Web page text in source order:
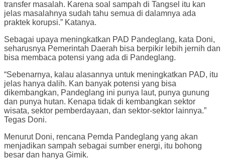
transfer masalah. Karena soal sampah di Tangsel itu kan
jelas masalahnya sudah tahu semua di dalamnya ada
praktek korupsi.” Katanya.
Sebagai upaya meningkatkan PAD Pandeglang, kata Doni,
seharusnya Pemerintah Daerah bisa berpikir lebih jernih dan
bisa membaca potensi yang ada di Pandeglang.
“Sebenarnya, kalau alasannya untuk meningkatkan PAD, itu
jelas hanya dalih. Kan banyak potensi yang bisa
dikembangkan, Pandeglang ini punya laut, punya gunung
dan punya hutan. Kenapa tidak di kembangkan sektor
wisata, sektor pemberdayaan, dan sektor-sektor lainnya.”
Tegas Doni.
Menurut Doni, rencana Pemda Pandeglang yang akan
menjadikan sampah sebagai sumber energi, itu bohong
besar dan hanya Gimik.